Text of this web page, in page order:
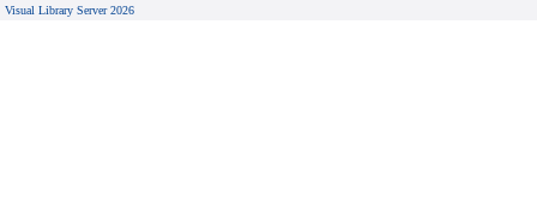
Visual Library Server 2026